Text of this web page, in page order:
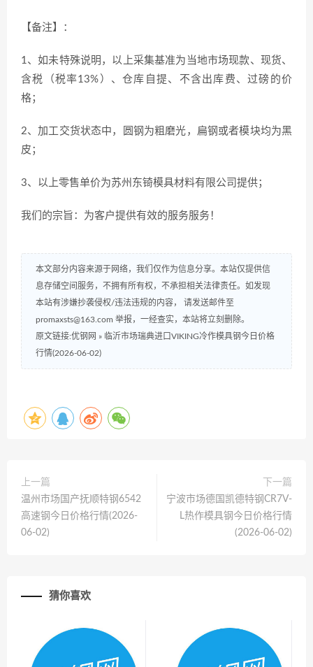
【备注】：
1、如未特殊说明，以上采集基准为当地市场现款、现货、
含税（税率13%）、仓库自提、不含出库费、过磅的价
格；
2、加工交货状态中，圆钢为粗磨光，扁钢或者模块均为黑
皮；
3、以上零售单价为苏州东锜模具材料有限公司提供；
我们的宗旨：为客户提供有效的服务服务！
本文部分内容来源于网络，我们仅作为信息分享。本站仅提供信
息存储空间服务，不拥有所有权，不承担相关法律责任。如发现
本站有涉嫌抄袭侵权/违法违规的内容， 请发送邮件至
promaxsts@163.com 举报，一经查实，本站将立刻删除。
原文链接:优钢网 » 临沂市场瑞典进口VIKING冷作模具钢今日价格
行情(2026-06-02)
上一篇
温州市场国产抚顺特钢6542
高速钢今日价格行情(2026-
06-02)
下一篇
宁波市场德国凯德特钢CR7V-
L热作模具钢今日价格行情
(2026-06-02)
猜你喜欢